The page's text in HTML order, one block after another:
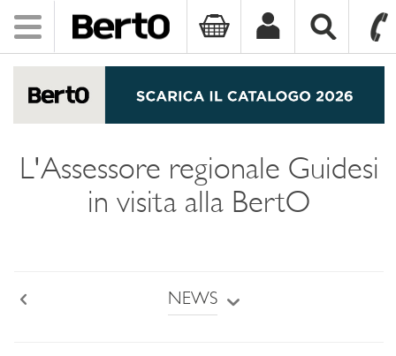
Toggle
navigation
L'Assessore regionale Guidesi
in visita alla BertO
NEWS